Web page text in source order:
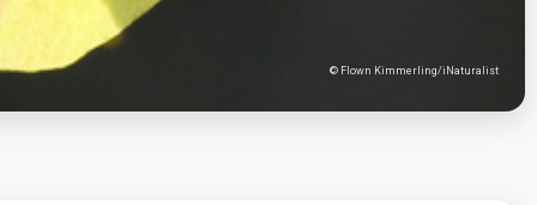
© Flown Kimmerling/iNaturalist